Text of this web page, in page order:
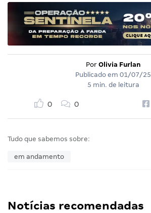
Por Olivia Furlan
Publicado em 01/07/25
5 min. de leitura
0 0
Tudo que sabemos sobre:
em andamento
Notícias recomendadas